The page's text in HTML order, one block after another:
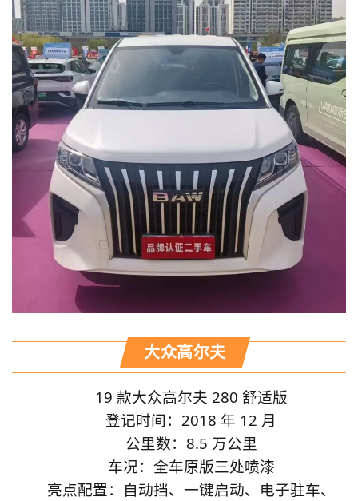
大众高尔夫
19 款大众高尔夫 280 舒适版
登记时间：2018 年 12 月
公里数：8.5 万公里
车况：全车原版三处喷漆
亮点配置：自动挡、一键启动、电子驻车、